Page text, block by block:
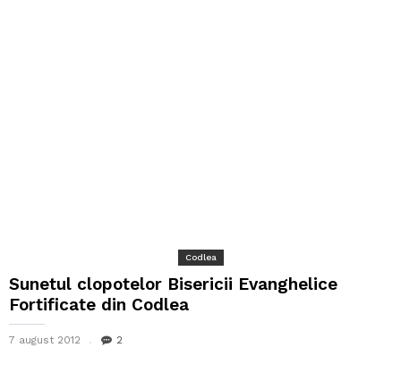
Codlea
Sunetul clopotelor Bisericii Evanghelice
Fortificate din Codlea
7 august 2012 2